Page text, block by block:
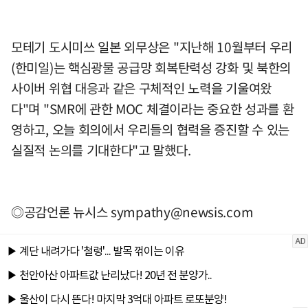
모테기 도시미쓰 일본 외무상은 "지난해 10월부터 우리
(한미일)는 핵심광물 공급망 회복탄력성 강화 및 북한의
사이버 위협 대응과 같은 구체적인 노력을 기울여왔
다"며 "SMR에 관한 MOC 체결이라는 중요한 성과를 환
영하고, 오늘 회의에서 우리들의 협력을 증진할 수 있는
실질적 논의를 기대한다"고 말했다.
◎공감언론 뉴시스sympathy@newsis.com